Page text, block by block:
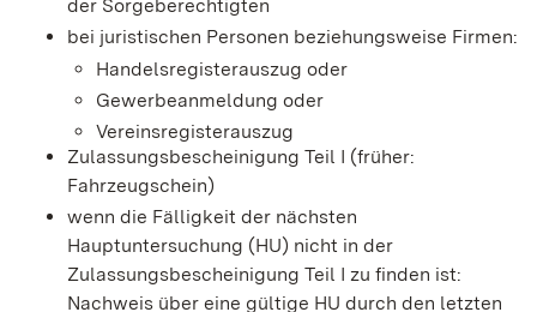
der Sorgeberechtigten
bei juristischen Personen beziehungsweise Firmen:
Handelsregisterauszug oder
Gewerbeanmeldung oder
Vereinsregisterauszug
Zulassungsbescheinigung Teil I (früher:
Fahrzeugschein)
wenn die Fälligkeit der nächsten
Hauptuntersuchung (HU) nicht in der
Zulassungsbescheinigung Teil I zu finden ist:
Nachweis über eine gültige HU durch den letzten